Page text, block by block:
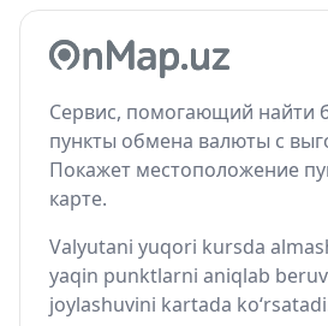
Сервис, помогающий найти
пункты обмена валюты с
Покажет местоположение
карте.
Valyutani yuqori kursda
yaqin punktlarni aniqlab
joylashuvini kartada